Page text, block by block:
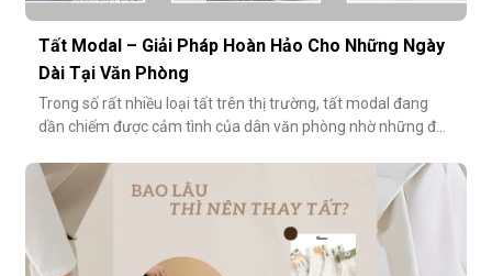
Tất Modal – Giải Pháp Hoàn Hảo Cho Những Ngày
Dài Tại Văn Phòng
Trong số rất nhiều loại tất trên thị trường, tất modal đang
dần chiếm được cảm tình của dân văn phòng nhờ những đặc
cùng khám phá vì sao tất modal lại được xem là lựa chọn lý
tưởng cho những ngày dài tại văn phòng.Khi đôi chân “lên
tiếng” s